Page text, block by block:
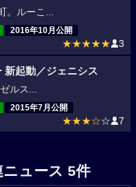
。ルーこ...
2016年10月公開
★★★★★ 3
新起動／ジェニシス
ルス...
2015年7月公開
★★★☆☆ 7
ニュース 5件